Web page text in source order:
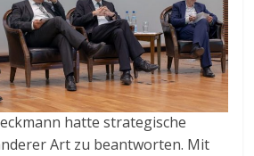
hatte strategische
Art zu beantworten. Mit